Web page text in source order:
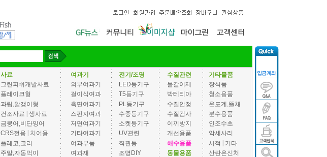
사료
그린피쉬개발사료
플레이크형
과립,알갱이형
건조사료 | 생사료
금붕어,비단잉어
CRS전용
치어용
플레코,코리
주말,자동먹이
여과기
외부여과기
걸이식여과
측면여과기
스펀지여과
저면여과기
기타여과기
여과부품
여과재
전기/조명
LED등기구
T5등기구
PL등기구
수중등기구
소켓등기구
UV관련
직관등
조명DIY
수질관련
물갈이제
박테리아
수질안정
수질검사
이끼방지
개선용품
해수용품
동물용품
기타물품
장식품
청소용품
온도계,뜰채
분수용품
인조수초
악세사리
서적 | 기타
산란은신처